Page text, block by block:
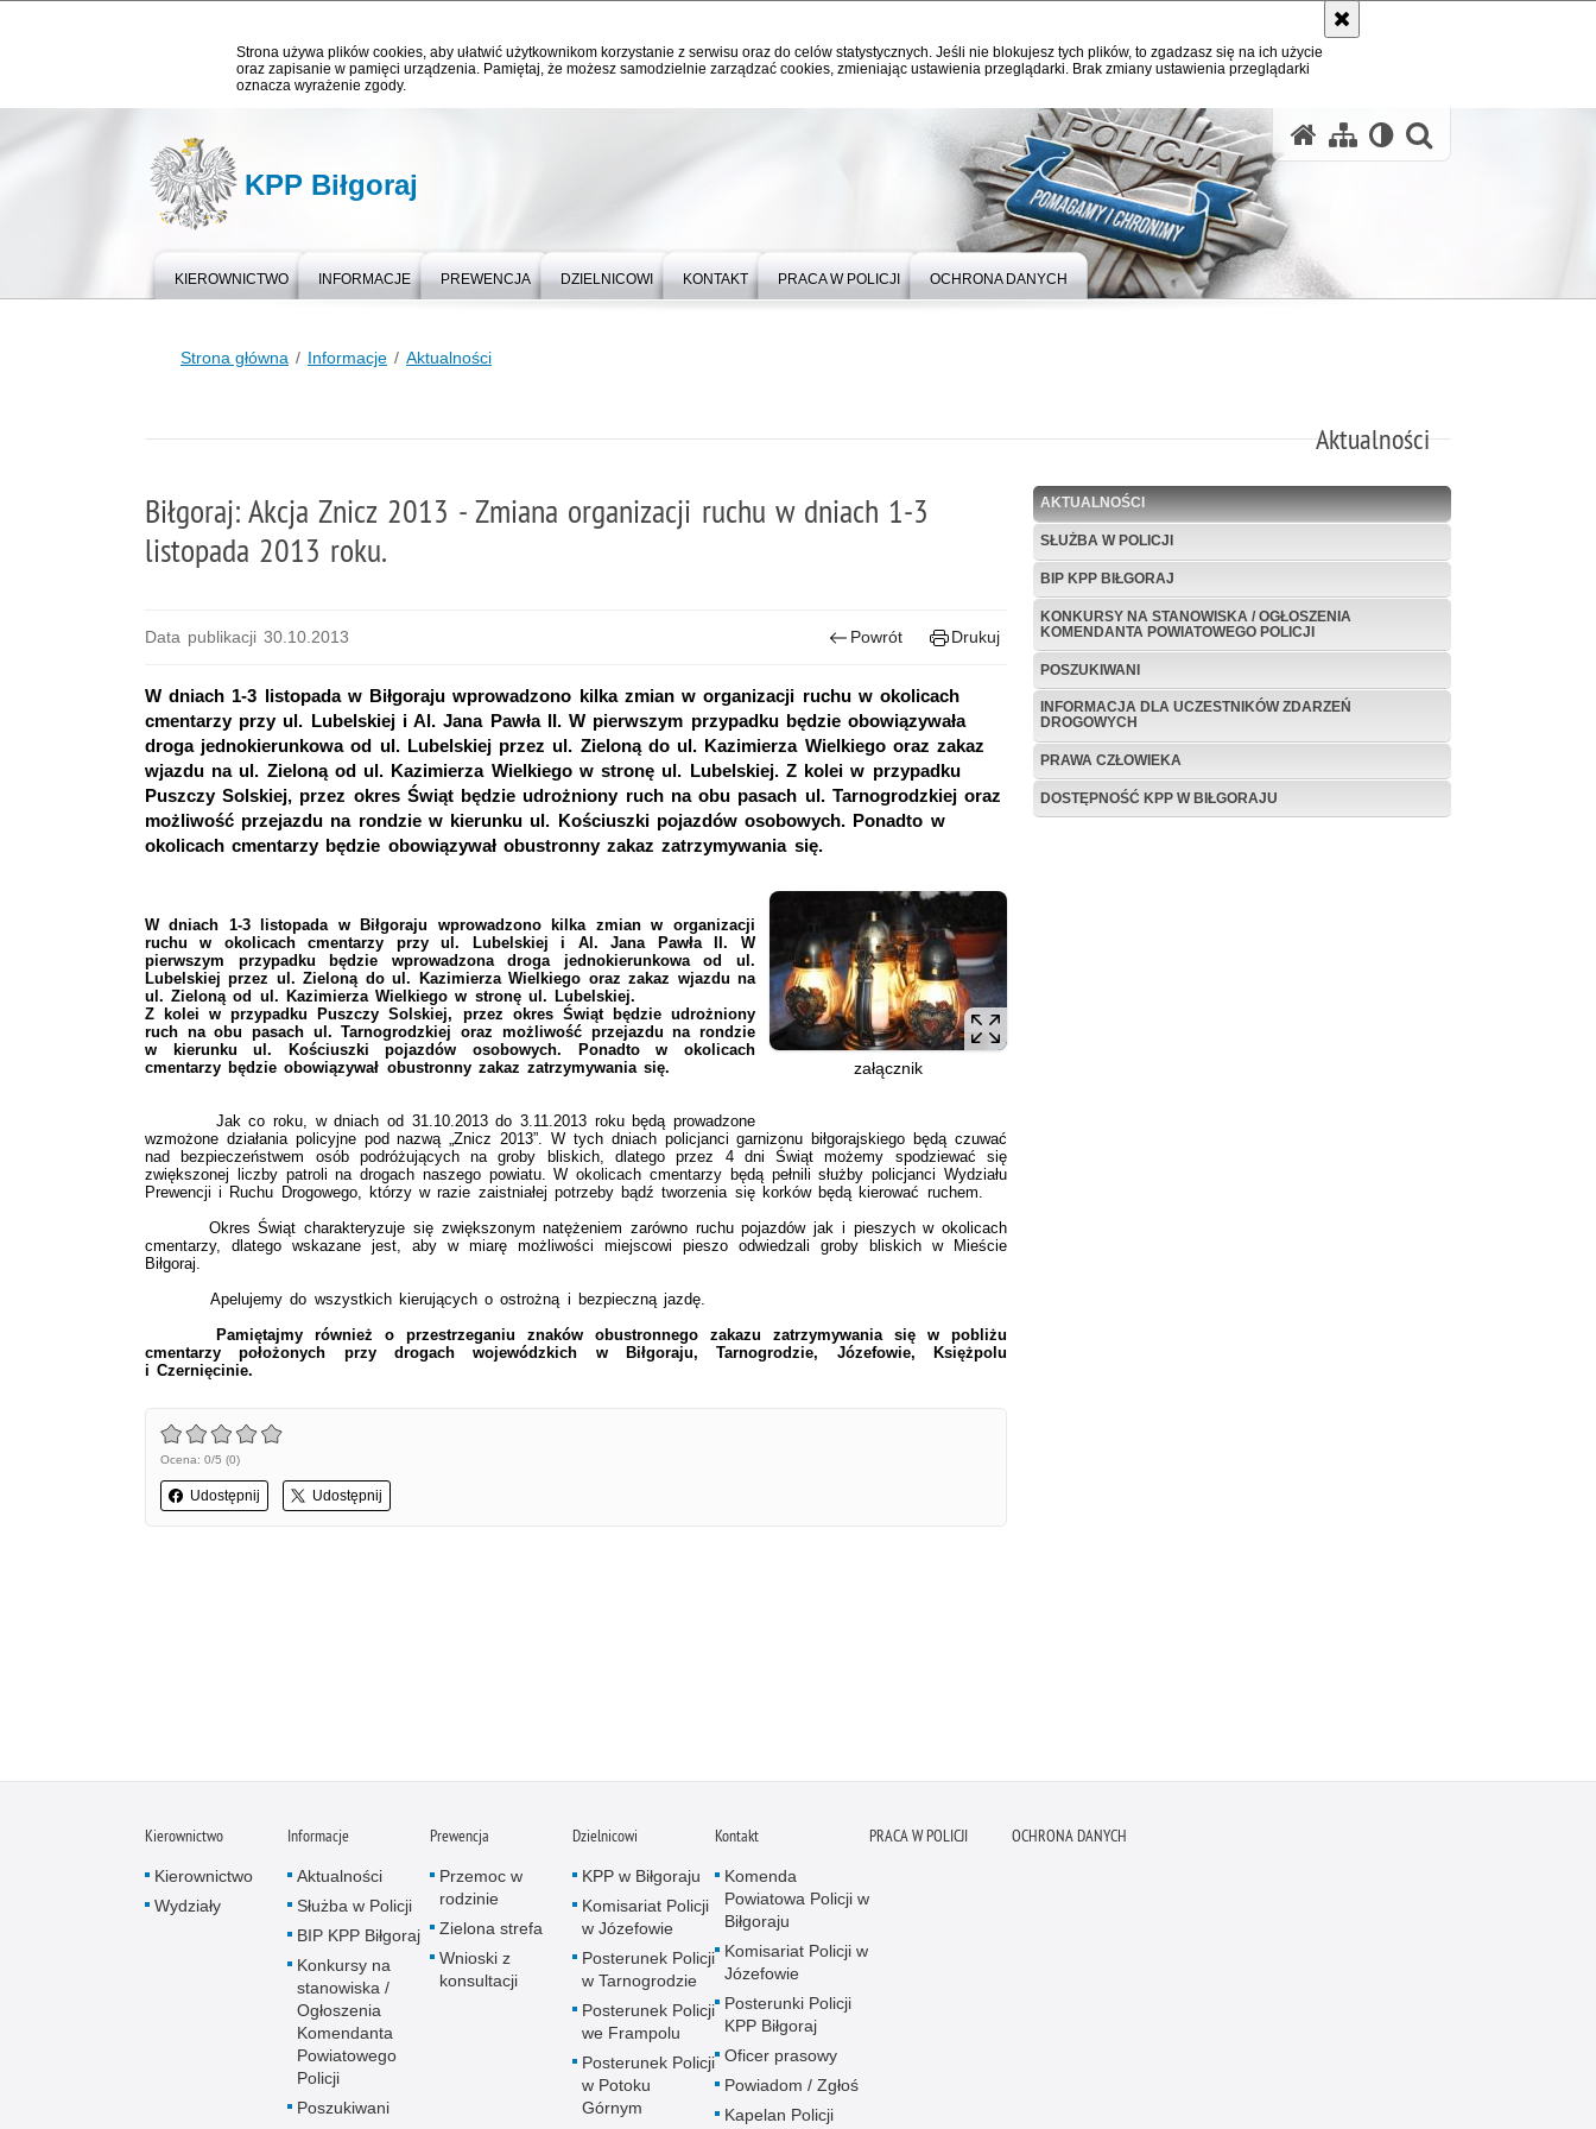
Strona używa plików cookies, aby ułatwić użytkownikom korzystanie z serwisu oraz do celów statystycznych. Jeśli nie blokujesz tych plików, to zgadzasz się na ich użycie
oraz zapisanie w pamięci urządzenia. Pamiętaj, że możesz samodzielnie zarządzać cookies, zmieniając ustawienia przeglądarki. Brak zmiany ustawienia przeglądarki
oznacza wyrażenie zgody.
KPP Biłgoraj
KIEROWNICTWO INFORMACJE PREWENCJA DZIELNICOWI KONTAKT PRACA W POLICJI OCHRONA DANYCH
Strona główna Informacje Aktualności
Aktualności
Biłgoraj: Akcja Znicz 2013 - Zmiana organizacji ruchu w dniach 1-3
listopada 2013 roku.
Data publikacji 30.10.2013 Powrót Drukuj
W dniach 1-3 listopada w Biłgoraju wprowadzono kilka zmian w organizacji ruchu w okolicach
cmentarzy przy ul. Lubelskiej i Al. Jana Pawła II. W pierwszym przypadku będzie obowiązywała
droga jednokierunkowa od ul. Lubelskiej przez ul. Zieloną do ul. Kazimierza Wielkiego oraz zakaz
wjazdu na ul. Zieloną od ul. Kazimierza Wielkiego w stronę ul. Lubelskiej. Z kolei w przypadku
Puszczy Solskiej, przez okres Świąt będzie udrożniony ruch na obu pasach ul. Tarnogrodzkiej oraz
możliwość przejazdu na rondzie w kierunku ul. Kościuszki pojazdów osobowych. Ponadto w
okolicach cmentarzy będzie obowiązywał obustronny zakaz zatrzymywania się.
załącznik
W dniach 1-3 listopada w Biłgoraju wprowadzono kilka zmian w organizacji
ruchu w okolicach cmentarzy przy ul. Lubelskiej i Al. Jana Pawła II. W
pierwszym przypadku będzie wprowadzona droga jednokierunkowa od ul.
Lubelskiej przez ul. Zieloną do ul. Kazimierza Wielkiego oraz zakaz wjazdu na
ul. Zieloną od ul. Kazimierza Wielkiego w stronę ul. Lubelskiej.
Z kolei w przypadku Puszczy Solskiej, przez okres Świąt będzie udrożniony
ruch na obu pasach ul. Tarnogrodzkiej oraz możliwość przejazdu na rondzie
w kierunku ul. Kościuszki pojazdów osobowych. Ponadto w okolicach
cmentarzy będzie obowiązywał obustronny zakaz zatrzymywania się.
Jak co roku, w dniach od 31.10.2013 do 3.11.2013 roku będą prowadzone
wzmożone działania policyjne pod nazwą „Znicz 2013”. W tych dniach policjanci garnizonu biłgorajskiego będą czuwać
nad bezpieczeństwem osób podróżujących na groby bliskich, dlatego przez 4 dni Świąt możemy spodziewać się
zwiększonej liczby patroli na drogach naszego powiatu. W okolicach cmentarzy będą pełnili służby policjanci Wydziału
Prewencji i Ruchu Drogowego, którzy w razie zaistniałej potrzeby bądź tworzenia się korków będą kierować ruchem.
Okres Świąt charakteryzuje się zwiększonym natężeniem zarówno ruchu pojazdów jak i pieszych w okolicach
cmentarzy, dlatego wskazane jest, aby w miarę możliwości miejscowi pieszo odwiedzali groby bliskich w Mieście
Biłgoraj.
Apelujemy do wszystkich kierujących o ostrożną i bezpieczną jazdę.
Pamiętajmy również
o
przestrzeganiu znaków obustronnego zakazu zatrzymywania się w pobliżu
cmentarzy położonych przy drogach wojewódzkich w Biłgoraju, Tarnogrodzie, Józefowie, Księżpolu
i Czernięcinie.
Ocena: 0/5 (0)
Udostępnij Udostępnij
AKTUALNOŚCI
SŁUŻBA W POLICJI
BIP KPP BIŁGORAJ
KONKURSY NA STANOWISKA / OGŁOSZENIA
KOMENDANTA POWIATOWEGO POLICJI
POSZUKIWANI
INFORMACJA DLA UCZESTNIKÓW ZDARZEŃ
DROGOWYCH
PRAWA CZŁOWIEKA
DOSTĘPNOŚĆ KPP W BIŁGORAJU
Kierownictwo
Kierownictwo
Wydziały
Informacje
Aktualności
Służba w Policji
BIP KPP Biłgoraj
Konkursy na
stanowiska /
Ogłoszenia
Komendanta
Powiatowego
Policji
Poszukiwani
Prewencja
Przemoc w
rodzinie
Zielona strefa
Wnioski z
konsultacji
Dzielnicowi
KPP w Biłgoraju
Komisariat Policji
w Józefowie
Posterunek Policji
w Tarnogrodzie
Posterunek Policji
we Frampolu
Posterunek Policji
w Potoku
Górnym
Kontakt
Komenda
Powiatowa Policji w
Biłgoraju
Komisariat Policji w
Józefowie
Posterunki Policji
KPP Biłgoraj
Oficer prasowy
Powiadom / Zgłoś
Kapelan Policji
PRACA W POLICJI OCHRONA DANYCH